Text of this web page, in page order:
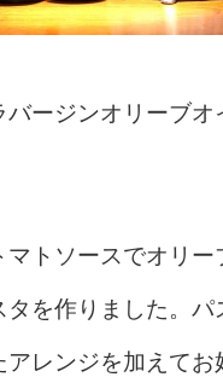
バージンオリーブオ
マトソースでオリー
タを作りました。パ
アレンジを加えてお